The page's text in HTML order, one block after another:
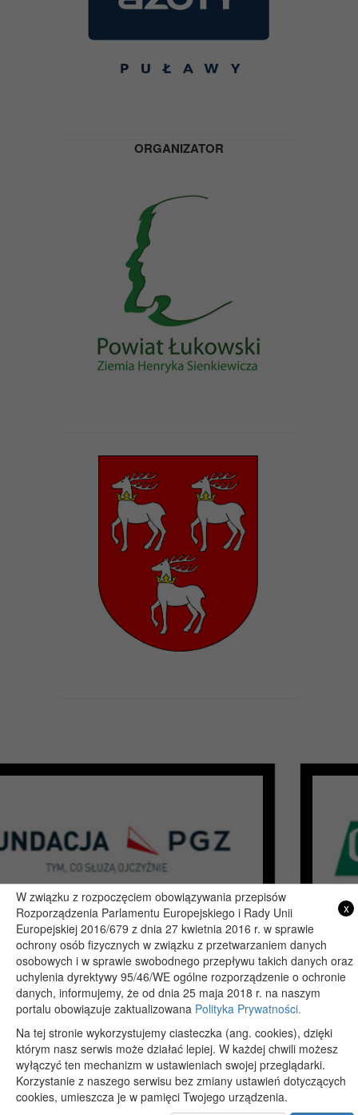
ORGANIZATOR
Copyright 2019@ - Muzeum Henryka Sienkiewicza w Woli Okrzejskiej
Projekt i wykonanie: itlu.pl
x
W związku z rozpoczęciem obowiązywania przepisów
Rozporządzenia Parlamentu Europejskiego i Rady Unii
Europejskiej 2016/679 z dnia 27 kwietnia 2016 r. w sprawie
ochrony osób fizycznych w związku z przetwarzaniem danych
osobowych i w sprawie swobodnego przepływu takich danych oraz
uchylenia dyrektywy 95/46/WE ogólne rozporządzenie o ochronie
danych, informujemy, że od dnia 25 maja 2018 r. na naszym
portalu obowiązuje zaktualizowana Polityka Prywatności.
Na tej stronie wykorzystujemy ciasteczka (ang. cookies), dzięki
którym nasz serwis może działać lepiej. W każdej chwili możesz
wyłączyć ten mechanizm w ustawieniach swojej przeglądarki.
Korzystanie z naszego serwisu bez zmiany ustawień dotyczących
cookies, umieszcza je w pamięci Twojego urządzenia.